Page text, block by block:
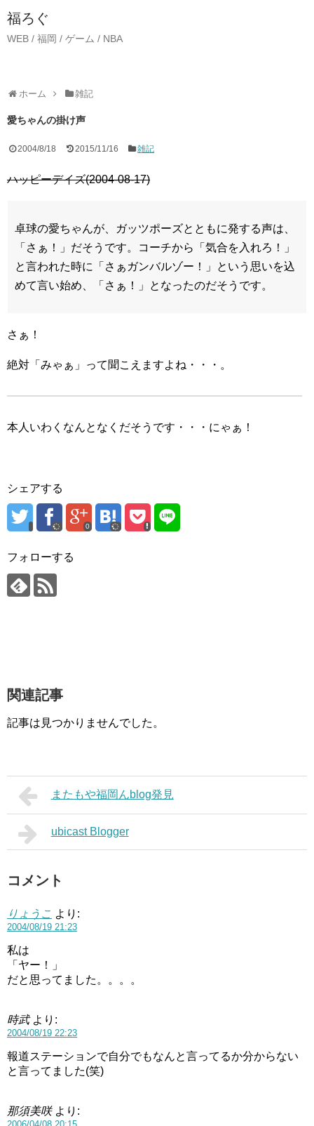
福ろぐ
WEB / 福岡 / ゲーム / NBA
ホーム 雑記
愛ちゃんの掛け声
2004/8/18 2015/11/16 雑記
ハッピーデイズ(2004-08-17)
卓球の愛ちゃんが、ガッツポーズとともに発する声は、
「さぁ！」だそうです。コーチから「気合を入れろ！」
と言われた時に「さぁガンバルゾー！」という思いを込
めて言い始め、「さぁ！」となったのだそうです。
さぁ！
絶対「みゃぁ」って聞こえますよね・・・。
本人いわくなんとなくだそうです・・・にゃぁ！
シェアする
0
フォローする
関連記事
記事は見つかりませんでした。
またもや福岡んblog発見
ubicast Blogger
コメント
りょうこ より:
2004/08/19 21:23
私は
「ヤー！」
だと思ってました。。。。
時武 より:
2004/08/19 22:23
報道ステーションで自分でもなんと言ってるか分からない
と言ってました(笑)
那須美咲 より: